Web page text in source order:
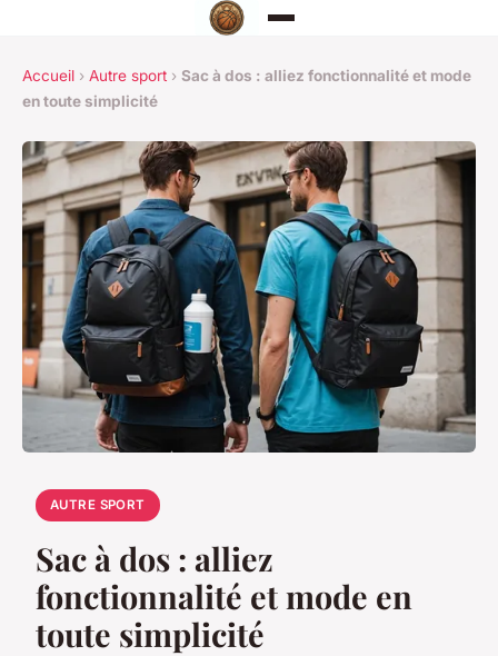
Accueil › Autre sport › Sac à dos : alliez fonctionnalité et mode
en toute simplicité
AUTRE SPORT
Sac à dos : alliez
fonctionnalité et mode en
toute simplicité